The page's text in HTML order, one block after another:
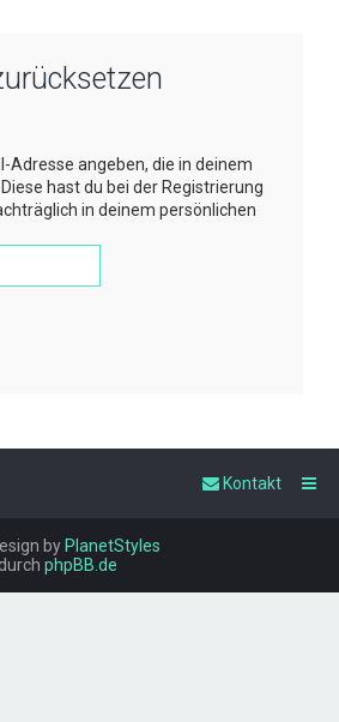
Adresse angeben, die in deinem
hast du bei der Registrierung
in deinem persönlichen
Kontakt
byPlanetStyles
phpBB.de